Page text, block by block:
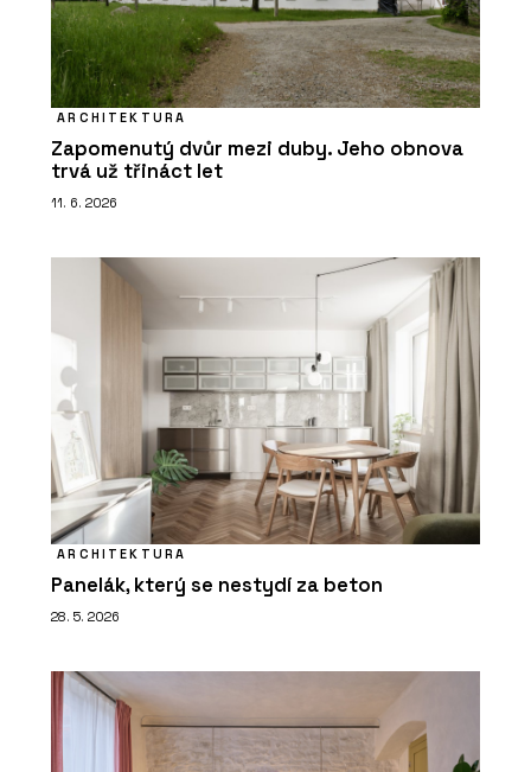
ARCHITEKTURA
Zapomenutý dvůr mezi duby. Jeho obnova
trvá už třináct let
11. 6. 2026
ARCHITEKTURA
Panelák, který se nestydí za beton
28. 5. 2026